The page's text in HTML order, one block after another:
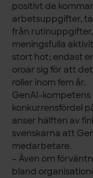
positivt de
arbetsuppgifter,
från
meningsfulla
stort hot; endast
oroar sig för att
roller inom fem år.
GenAI-kompetens
konkurrensfördel
anser hälften av
svenskarna att
medarbetare.
– Även om
bland